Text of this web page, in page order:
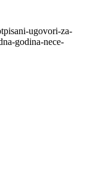
ugovori-za-
godina-nece-